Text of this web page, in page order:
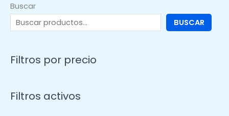
Buscar
BUSCAR
Filtros por precio
Filtros activos